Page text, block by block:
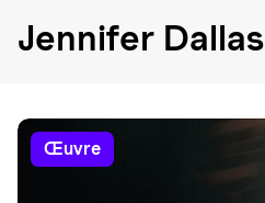
Jennifer Dallas
œuvre